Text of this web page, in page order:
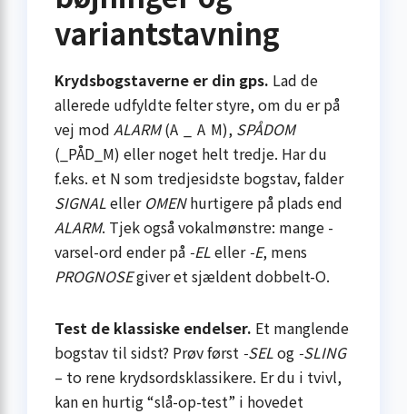
variantstavning
Krydsbogstaverne er din gps. Lad de
allerede udfyldte felter styre, om du er på
vej mod ALARM(A _ A M), SPÅDOM
(_PÅD_M) eller noget helt tredje. Har du
f.eks. et N som tredjesidste bogstav, falder
SIGNALeller OMENhurtigere på plads end
ALARM. Tjek også vokalmønstre: mange ­-
varsel-ord ender på -ELeller-E, mens
PROGNOSEgiver et sjældent dobbelt-O.
Test de klassiske endelser. Et manglende
bogstav til sidst? Prøv først -SELog -SLING
– to rene krydsordsklassikere. Er du i tvivl,
kan en hurtig “slå-op-test” i hovedet